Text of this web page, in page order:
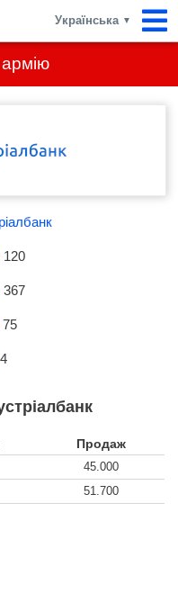
Українська ▼
120
367
Продаж
45.000
51.700